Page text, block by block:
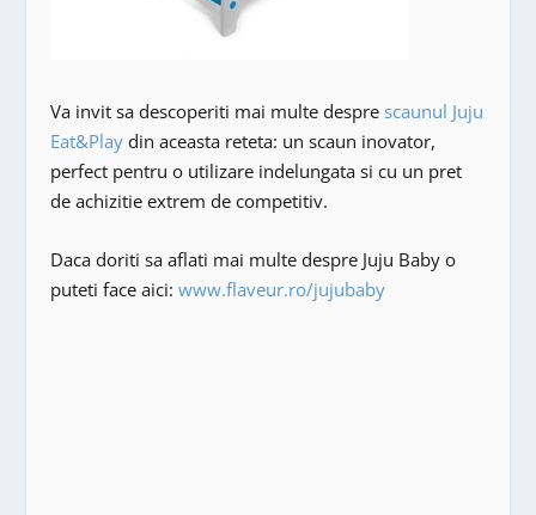
Va invit sa descoperiti mai multe desprescaunul Juju
Eat&Play din aceasta reteta: un scaun inovator,
perfect pentru o utilizare indelungata si cu un pret
de achizitie extrem de competitiv.
Daca doriti sa aflati mai multe despre Juju Baby o
puteti face aici:www.flaveur.ro/jujubaby